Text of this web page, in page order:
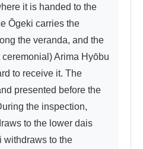
it is handed to the
Ōgeki carries the
the veranda, and the
ceremonial) Arima Hyōbu
to receive it. The
presented before the
the inspection,
to the lower dais
withdraws to the